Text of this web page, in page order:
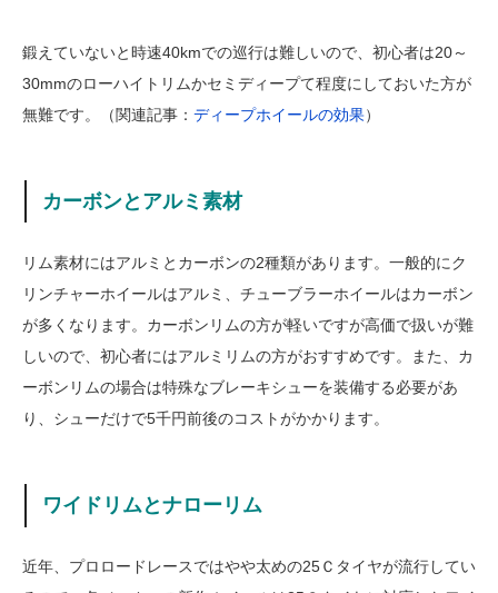
鍛えていないと時速40kmでの巡行は難しいので、初心者は20～
30mmのローハイトリムかセミディープて程度にしておいた方が
無難です。（関連記事： ディープホイールの効果）
カーボンとアルミ素材
リム素材にはアルミとカーボンの2種類があります。一般的にク
リンチャーホイールはアルミ、チューブラーホイールはカーボン
が多くなります。カーボンリムの方が軽いですが高価で扱いが難
しいので、初心者にはアルミリムの方がおすすめです。また、カ
ーボンリムの場合は特殊なブレーキシューを装備する必要があ
り、シューだけで5千円前後のコストがかかります。
ワイドリムとナローリム
近年、プロロードレースではやや太めの25Ｃタイヤが流行してい